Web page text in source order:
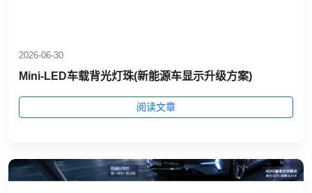
2026-06-30
Mini‑LED车载背光灯珠(新能源车显示升级方案)
阅读文章